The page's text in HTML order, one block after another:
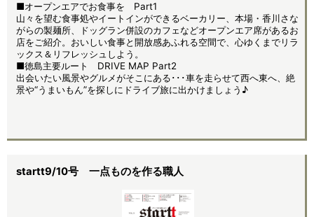
■オープンエアでお食事を Part1
山々を望む食事処やイートインができるベーカリー、本場・香川さな
がらの製麺所、ドッグラン併設のカフェなどオープンエア席があるお
店をご紹介。おいしい食事と開放感あふれる空間で、心ゆくまでリラ
ックス＆リフレッシュしよう。
■徳島主要ルート DRIVE MAP Part2
出会いたい風景やグルメがそこにある･･･車を走らせて西へ東へ、絶
景や“うまいもん”を探しにドライブ旅に出かけましょう♪
startt9/10号 一点ものを作る職人